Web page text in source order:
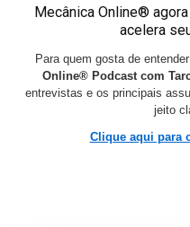
Mecânica Online®
acelera
Para quem gosta de
Online® Podcast com
entrevistas e os principais
jeito
Clique aqui para